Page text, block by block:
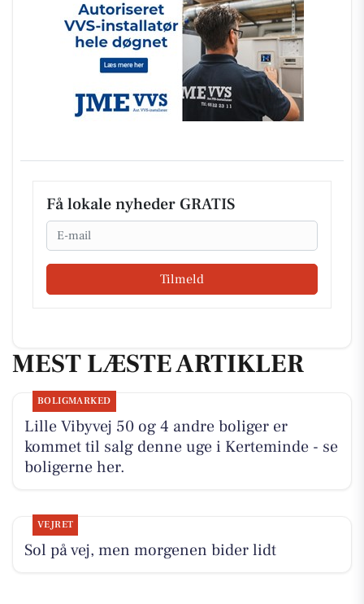
Få lokale nyheder GRATIS
Email
Tilmeld
MEST LÆSTE ARTIKLER
BOLIGMARKED
Lille Vibyvej 50 og 4 andre boliger er
kommet til salg denne uge i Kerteminde - se
boligerne her.
VEJRET
Sol på vej, men morgenen bider lidt